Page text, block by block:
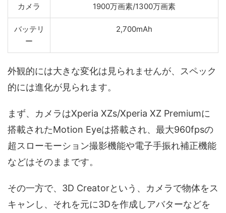
カメラ 1900万画素/1300万画素
バッテリ
ー
2,700mAh
外観的には大きな変化は見られませんが、スペック
的には進化が見られます。
まず、カメラはXperia XZs/Xperia XZ Premiumに
搭載されたMotion Eyeは搭載され、最大960fpsの
超スローモーション撮影機能や電子手振れ補正機能
などはそのままです。
その一方で、3D Creatorという、カメラで物体をス
キャンし、それを元に3Dを作成しアバターなどを